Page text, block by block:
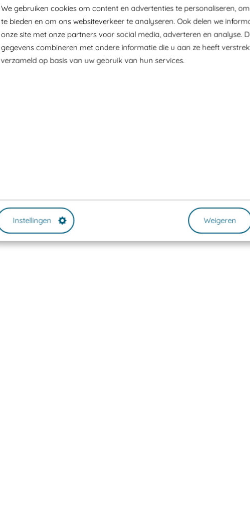
We gebruiken cookies om content en advertenties te personaliseren,
te bieden en om ons websiteverkeer te analyseren. Ook delen we
onze site met onze partners voor social media, adverteren en analyse.
gegevens combineren met andere informatie die u aan ze heeft
verzameld op basis van uw gebruik van hun services.
Instellingen Weigeren